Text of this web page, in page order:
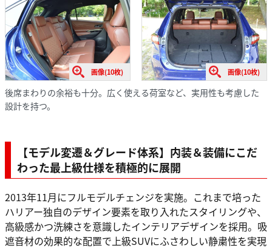
画像(10枚) 画像(10枚)
後席まわりの余裕も十分。広く使える荷室など、実用性も考慮した
設計を持つ。
【モデル変遷＆グレード体系】内装＆装備にこだ
わった最上級仕様を積極的に展開
2013年11月にフルモデルチェンジを実施。これまで培った
ハリアー独自のデザイン要素を取り入れたスタイリングや、
高級感かつ洗練さを意識したインテリアデザインを採用。吸
遮音材の効果的な配置で上級SUVにふさわしい静粛性を実現